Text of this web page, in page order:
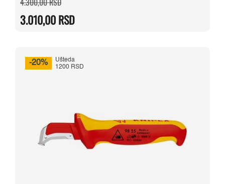
cena
bila:
4.300,00 RSD.
3.010,00RSD
cena
3.010,00 RSD.
-20%
Ušteda
1200 RSD